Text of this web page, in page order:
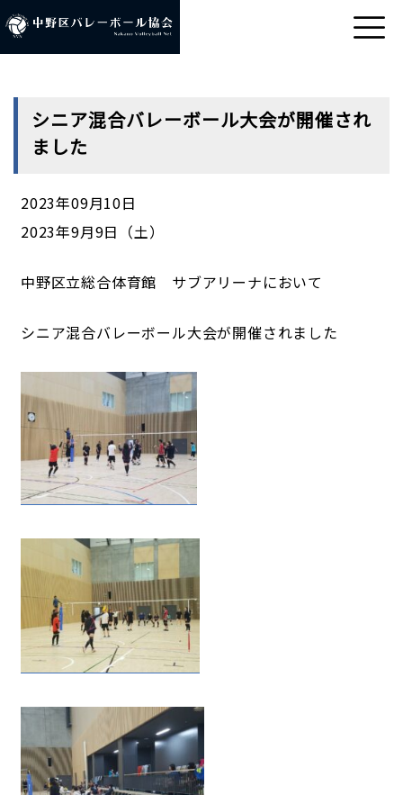
シニア混合バレーボール大会が開催され
ました
2023年09月10日
2023年9月9日（土）
中野区立総合体育館 サブアリーナにおいて
シニア混合バレーボール大会が開催されました